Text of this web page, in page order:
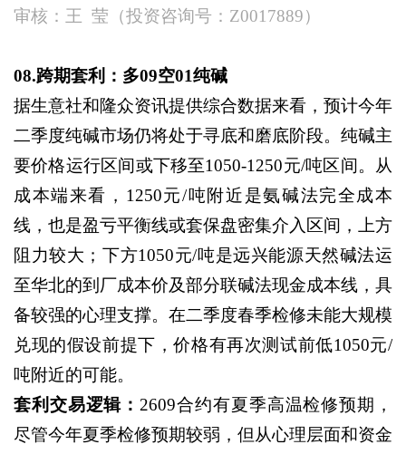
审核：王 莹（投资咨询号： Z0017889）
08.跨期套利：多09空01纯碱
据生意社和隆众资讯提供综合数据来看，预计今年
二季度纯碱市场仍将处于寻底和磨底阶段。纯碱主
要价格运行区间或下移至1050-1250元/吨区间。从
成本端来看，1250元/吨附近是氨碱法完全成本
线，也是盈亏平衡线或套保盘密集介入区间，上方
阻力较大；下方1050元/吨是远兴能源天然碱法运
至华北的到厂成本价及部分联碱法现金成本线，具
备较强的心理支撑。在二季度春季检修未能大规模
兑现的假设前提下，价格有再次测试前低1050元/
吨附近的可能。
套利交易逻辑 ：2609合约有夏季高温检修预期，
尽管今年夏季检修预期较弱，但从心理层面和资金